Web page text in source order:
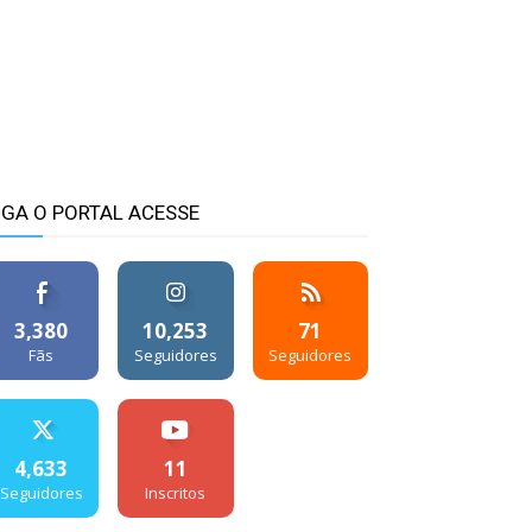
O PORTAL ACESSE
3,380
Fãs
10,253
Seguidores
71
Seguidores
4,633
Seguidores
11
Inscritos